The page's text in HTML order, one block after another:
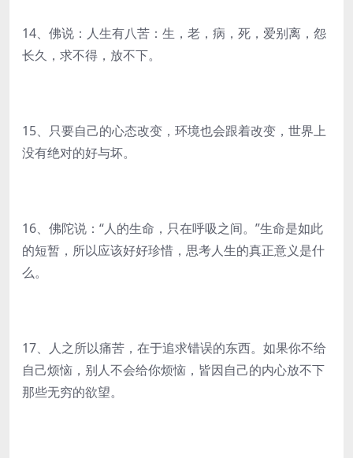
14、佛说：人生有八苦：生，老，病，死，爱别离，怨
长久，求不得，放不下。
15、只要自己的心态改变，环境也会跟着改变，世界上
没有绝对的好与坏。
16、佛陀说：“人的生命，只在呼吸之间。”生命是如此
的短暂，所以应该好好珍惜，思考人生的真正意义是什
么。
17、人之所以痛苦，在于追求错误的东西。如果你不给
自己烦恼，别人不会给你烦恼，皆因自己的内心放不下
那些无穷的欲望。